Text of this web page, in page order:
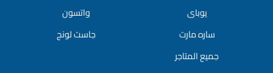
يوباى
واتسون
ساره مارت
جاست لونج
جميع المتاجر